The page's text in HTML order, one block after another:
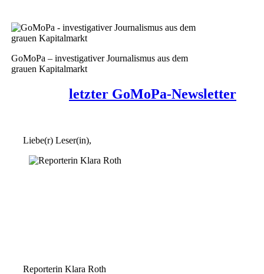
GoMoPa – investigativer Journalismus aus dem
grauen Kapitalmarkt
letzter GoMoPa-Newsletter
Liebe(r) Leser(in),
Reporterin Klara Roth